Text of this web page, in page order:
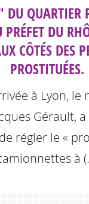
DU QUARTIER
PRÉFET DU
CÔTÉS DES
PROSTITUÉES.
à Lyon, le
Gérault,
régler le «
à